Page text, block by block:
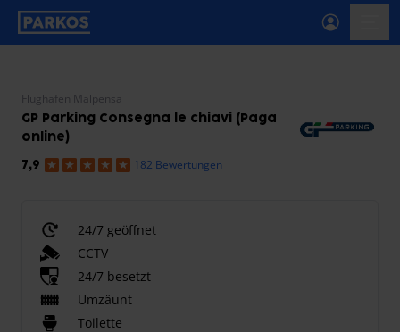
beschriftung-für-primäre-navigation
Flughafen Malpensa
GP Parking Consegna le chiavi (Paga
online)
7,9 182 Bewertungen
24/7 geöffnet
CCTV
24/7 besetzt
Umzäunt
Toilette